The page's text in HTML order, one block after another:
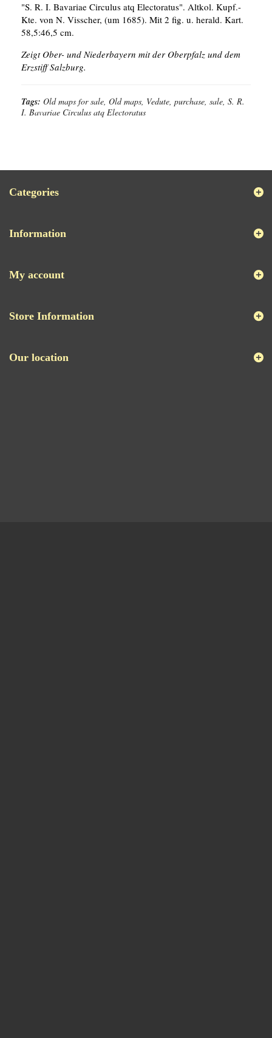
"S. R. I. Bavariae Circulus atq Electoratus". Altkol. Kupf.-
Kte. von N. Visscher, (um 1685). Mit 2 fig. u. herald. Kart.
58,5:46,5 cm.
Zeigt Ober- und Niederbayern mit der Oberpfalz und dem
Erzstiff Salzburg.
Tags: Old maps for sale, Old maps, Vedute, purchase, sale, S. R.
I. Bavariae Circulus atq Electoratus
Categories
Information
My account
Store Information
Our location